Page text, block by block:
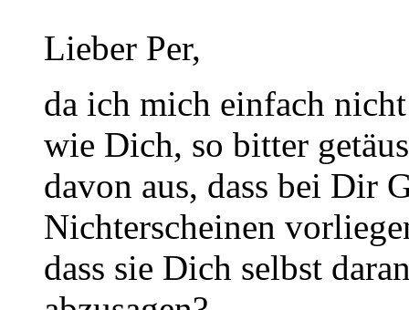
Lieber Per,
da ich mich einfach
wie Dich, so bitter
davon aus, dass bei Dir
Nichterscheinen
dass sie Dich selbst